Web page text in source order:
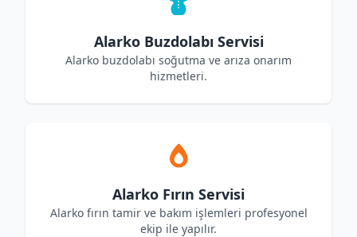
Alarko Buzdolabı Servisi
Alarko buzdolabı soğutma ve arıza onarım
hizmetleri.
Alarko Fırın Servisi
Alarko fırın tamir ve bakım işlemleri profesyonel
ekip ile yapılır.